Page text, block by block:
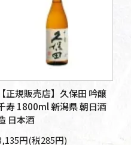
【正規販売店】久保田 吟醸
寿 1800ml 新潟県 朝日酒
日本酒
円(税285円)